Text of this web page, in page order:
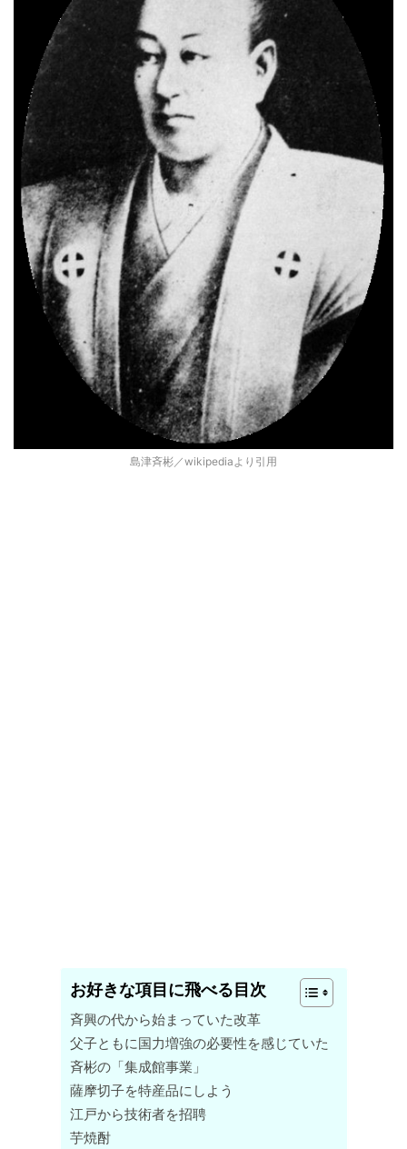
島津斉彬／wikipediaより引用
お好きな項目に飛べる目次
斉興の代から始まっていた改革
父子ともに国力増強の必要性を感じていた
斉彬の「集成館事業」
薩摩切子を特産品にしよう
江戸から技術者を招聘
芋焼酎